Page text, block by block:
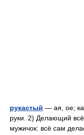
рукастый — ая, ое;
руки. 2) Делающий
мужичок: всё сам